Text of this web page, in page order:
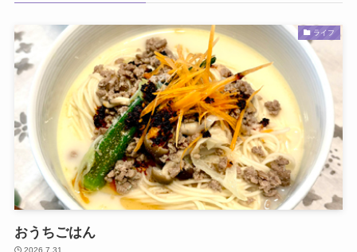
ライフ
おうちごはん
2026.7.31